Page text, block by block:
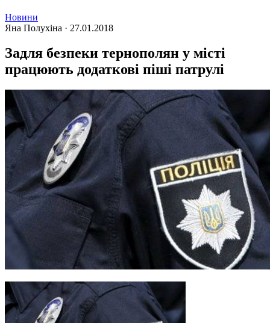
Новини
Яна Полухіна · 27.01.2018
Задля безпеки тернополян у місті
працюють додаткові піші патрулі